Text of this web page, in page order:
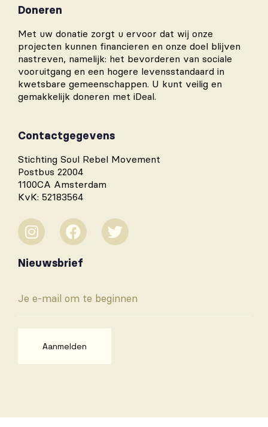
Doneren
Met uw donatie zorgt u ervoor dat wij onze
projecten kunnen financieren en onze doel blijven
nastreven, namelijk: het bevorderen van sociale
vooruitgang en een hogere levensstandaard in
kwetsbare gemeenschappen. U kunt veilig en
gemakkelijk doneren met iDeal.
Contactgegevens
Stichting Soul Rebel Movement
Postbus 22004
1100CA Amsterdam
KvK: 52183564
Nieuwsbrief
Aanmelden